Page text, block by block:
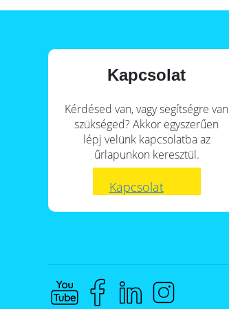
Kapcsolat
Kérdésed van, vagy segítségre van
szükséged? Akkor egyszerűen
lépj velünk kapcsolatba az
űrlapunkon keresztül.
Kapcsolat